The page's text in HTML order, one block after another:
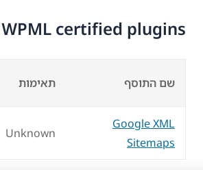
WPML certified plugins
שם התוסף תאימות
Google XML
Sitemaps
Unknown